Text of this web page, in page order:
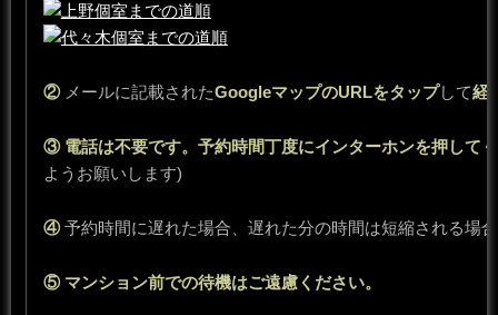
②メールに記載されたGoogleマップのURLをタップして経
③ 電話は不要です。予約時間丁度にインターホンを押して
ようお願いします)
④予約時間に遅れた場合、遅れた分の時間は短縮される場
⑤ マンション前での待機はご遠慮ください。